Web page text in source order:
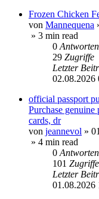
Frozen Chicken
von Mannequena
» 3 min read
0 Antworten
29 Zugriffe
Letzter
02.08.2026
official passport
Purchase
cards, dr
von jeannevol »
» 4 min read
0 Antworten
101 Zugriffe
Letzter
01.08.2026